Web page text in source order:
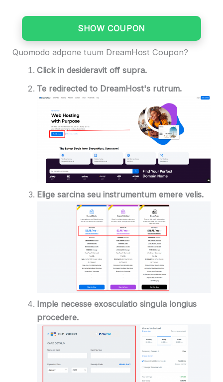
SHOW COUPON
Quomodo adpone tuum DreamHost Coupon?
Click in desideravit off supra.
Te redirected to DreamHost's rutrum.
Elige sarcina seu instrumentum emere velis.
Imple necesse exosculatio singula longius
procedere.